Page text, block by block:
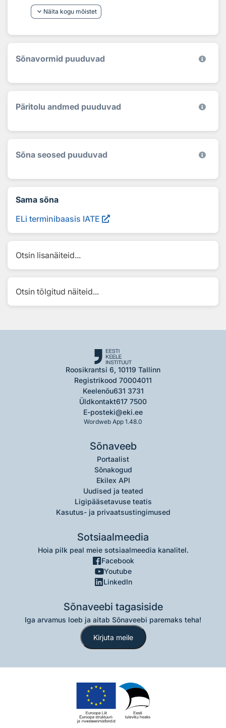
keyboard_arrow_down Näita kogu mõistet
Sõnavormid puuduvad
Päritolu andmed puuduvad
Sõna seosed puuduvad
Sama sõna
ELi terminibaasis IATE
Otsin lisanäiteid...
Otsin tõlgitud näiteid...
Roosikrantsi 6, 10119 Tallinn
Registrikood 70004011
Keelenõu631 3731
Üldkontakt617 7500
E-posteki@eki.ee
Wordweb App 1.48.0
Sõnaveeb
Portaalist
Sõnakogud
Ekilex API
Uudised ja teated
Ligipääsetavuse teatis
Kasutus- ja privaatsustingimused
Sotsiaalmeedia
Hoia pilk peal meie sotsiaalmeedia kanalitel.
Facebook
Youtube
LinkedIn
Sõnaveebi tagasiside
Iga arvamus loeb ja aitab Sõnaveebi paremaks teha!
Kirjuta meile